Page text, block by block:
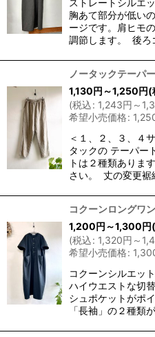
胸あて部分が低い
ージです。肩ヒモ
調節します。 後ろ
ノータックテーパ
1,130円 ～1,250円(
(税込: 1,243円 ～
希望小売価格:
＜１、２、３、４
タックの テーパー
トは２種類ありま
さい。 丈の変更裾
コクーンロングワ
1,200円 ～1,300円
(税込: 1,320円 ～
希望小売価格:
コクーンシルエッ
ハイウエストな切
シュポケットがポ
「長袖」の２種類